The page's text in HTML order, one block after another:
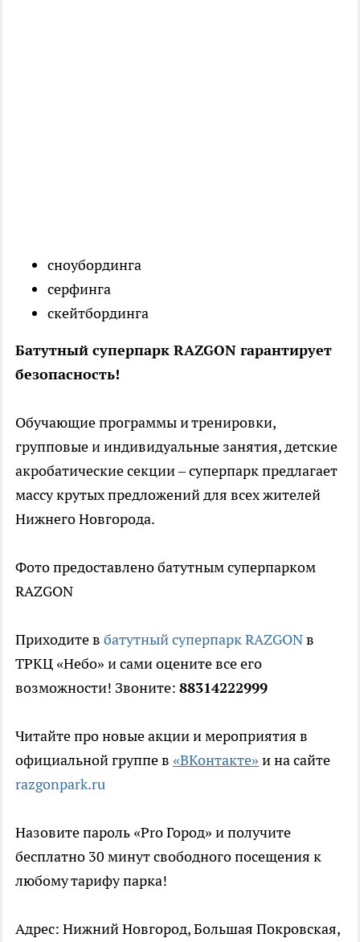
сноубординга
серфинга
скейтбординга
Батутный суперпарк RAZGON гарантирует
безопасность!
Обучающие программы и тренировки,
групповые и индивидуальные занятия, детские
акробатические секции – суперпарк предлагает
массу крутых предложений для всех жителей
Нижнего Новгорода.
Фото предоставлено батутным суперпарком
RAZGON
Приходите в батутный суперпарк RAZGONв
ТРКЦ «Небо» и сами оцените все его
возможности! Звоните: 88314222999
Читайте про новые акции и мероприятия в
официальной группе в «ВКонтакте» и на сайте
razgonpark.ru
Назовите пароль «Pro Город» и получите
бесплатно 30 минут свободного посещения к
любому тарифу парка!
Адрес: Нижний Новгород, Большая Покровская,